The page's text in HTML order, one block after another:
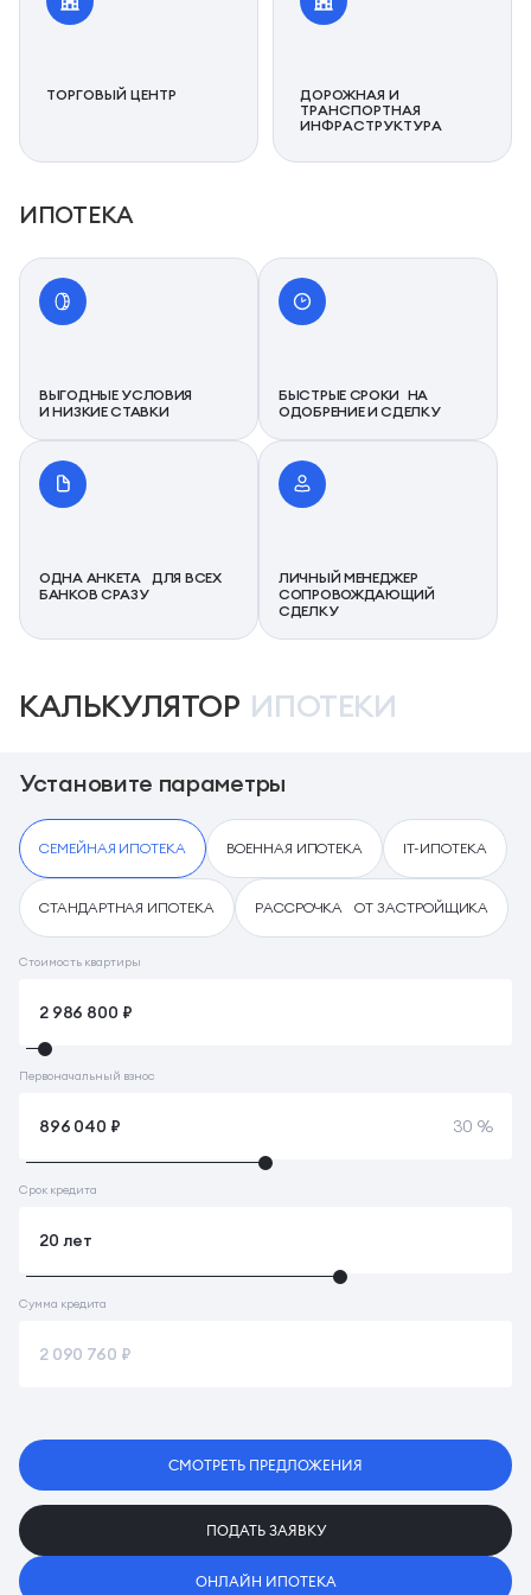
ТОРГОВЫЙ ЦЕНТР
ДОРОЖНАЯ И
ТРАНСПОРТНАЯ
ИНФРАСТРУКТУРА
ИПОТЕКА
ВЫГОДНЫЕ УСЛОВИЯ
И НИЗКИЕ СТАВКИ
БЫСТРЫЕ СРОКИ НА
ОДОБРЕНИЕ И СДЕЛКУ
ОДНА АНКЕТА ДЛЯ ВСЕХ
БАНКОВ СРАЗУ
ЛИЧНЫЙ МЕНЕДЖЕР
СОПРОВОЖДАЮЩИЙ
СДЕЛКУ
КАЛЬКУЛЯТОР ИПОТЕКИ
Установите параметры
СЕМЕЙНАЯ ИПОТЕКА ВОЕННАЯ ИПОТЕКА IT-ИПОТЕКА
СТАНДАРТНАЯ ИПОТЕКА РАССРОЧКА ОТ ЗАСТРОЙЩИКА
Стоимость квартиры
Первоначальный взнос
30 %
Срок кредита
Сумма кредита
СМОТРЕТЬ ПРЕДЛОЖЕНИЯ
ПОДАТЬ ЗАЯВКУ
ОНЛАЙН ИПОТЕКА